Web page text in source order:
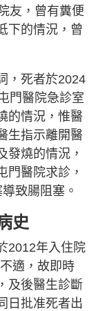
友，曾有糞便
下的情況，曾
，死者於2024
門醫院急診室
的情況，惟醫
生指示離開醫
發燒的情況，
門醫院求診，
致腸阻塞。
史
2012年入住院
適，故即時
及後醫生診斷
日批准死者出